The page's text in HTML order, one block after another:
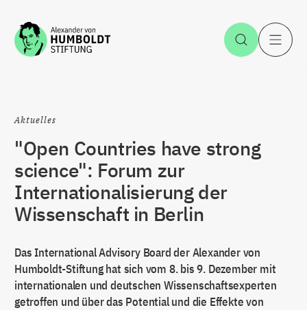
Zum Inhalt springen Suche
Aktuelles
"Open Countries have strong
science": Forum zur
Internationalisierung der
Wissenschaft in Berlin
Das International Advisory Board der Alexander von
Humboldt-Stiftung hat sich vom 8. bis 9. Dezember mit
internationalen und deutschen Wissenschaftsexperten
getroffen und über das Potential und die Effekte von